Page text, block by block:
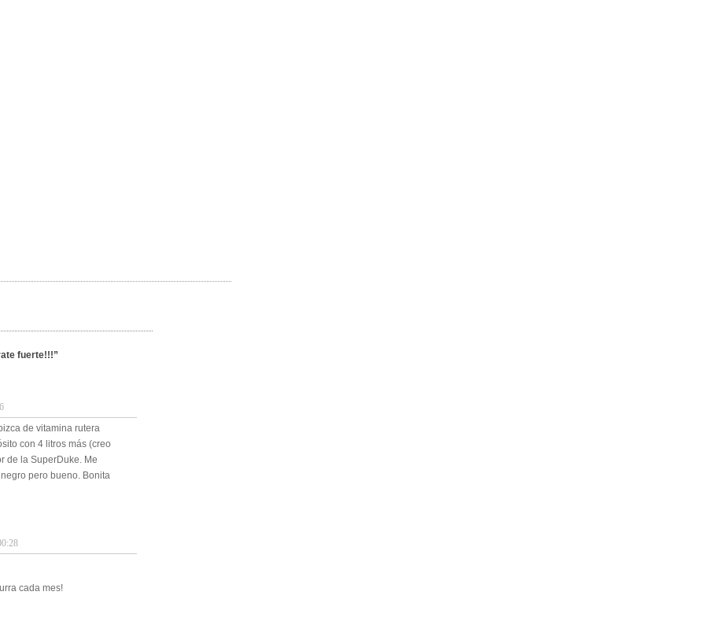
fuerte!!!”
de vitamina rutera
con 4 litros más (creo
de la SuperDuke. Me
pero bueno. Bonita
cada mes!